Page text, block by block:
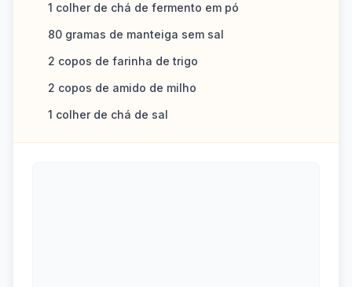
1 colher de chá de fermento em pó
80 gramas de manteiga sem sal
2 copos de farinha de trigo
2 copos de amido de milho
1 colher de chá de sal